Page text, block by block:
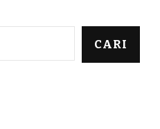
CARI